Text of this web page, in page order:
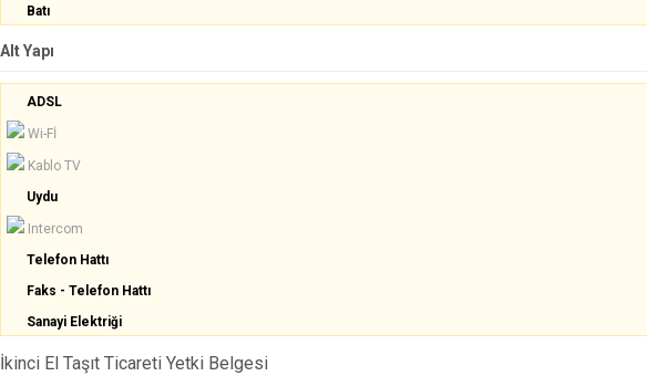
Batı
Alt Yapı
ADSL
Wi-Fİ
Kablo TV
Uydu
Intercom
Telefon Hattı
Faks - Telefon Hattı
Sanayi Elektriği
İkinci El Taşıt Ticareti Yetki Belgesi